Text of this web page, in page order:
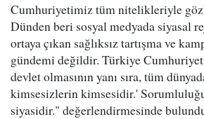
Cumhuriyetimiz tüm nitelikleriyle
Dünden beri sosyal medyada siyasal
ortaya çıkan sağlıksız tartışma ve
gündemi değildir. Türkiye
devlet olmasının yanı sıra, tüm
kimsesizlerin kimsesidir.'
siyasidir." değerlendirmesinde